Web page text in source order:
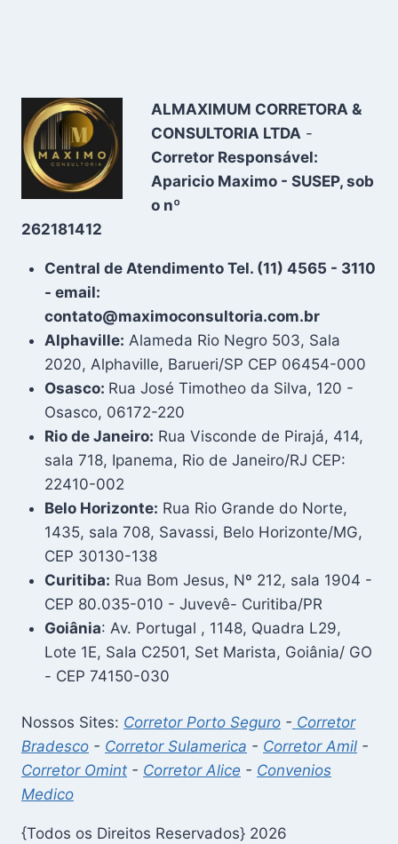
ALMAXIMUM CORRETORA &
CONSULTORIA LTDA -
Corretor Responsável:
Aparicio Maximo - SUSEP, sob
o nº
262181412
Central de Atendimento Tel. (11) 4565 - 3110
- email:
contato@maximoconsultoria.com.br
Alphaville: Alameda Rio Negro 503, Sala
2020, Alphaville, Barueri/SP CEP 06454-000
Osasco: Rua José Timotheo da Silva, 120 -
Osasco, 06172-220
Rio de Janeiro: Rua Visconde de Pirajá, 414,
sala 718, Ipanema, Rio de Janeiro/RJ CEP:
22410-002
Belo Horizonte: Rua Rio Grande do Norte,
1435, sala 708, Savassi, Belo Horizonte/MG,
CEP 30130-138
Curitiba: Rua Bom Jesus, Nº 212, sala 1904 -
CEP 80.035-010 - Juvevê- Curitiba/PR
Goiânia: Av. Portugal , 1148, Quadra L29,
Lote 1E, Sala C2501, Set Marista, Goiânia/ GO
- CEP 74150-030
Nossos Sites: Corretor Porto Seguro - Corretor
Bradesco - Corretor Sulamerica - Corretor Amil -
Corretor Omint - Corretor Alice - Convenios
Medico
{Todos os Direitos Reservados} 2026